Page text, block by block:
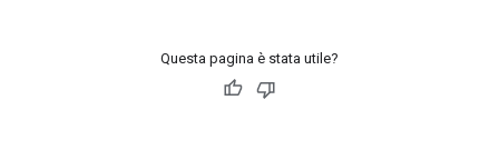
Questa pagina è stata utile?